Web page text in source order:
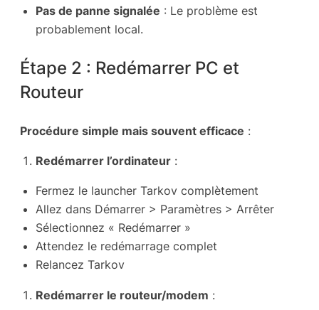
Pas de panne signalée : Le problème est
probablement local.
Étape 2 : Redémarrer PC et
Routeur
Procédure simple mais souvent efficace :
Redémarrer l’ordinateur :
Fermez le launcher Tarkov complètement
Allez dans Démarrer > Paramètres > Arrêter
Sélectionnez « Redémarrer »
Attendez le redémarrage complet
Relancez Tarkov
Redémarrer le routeur/modem :